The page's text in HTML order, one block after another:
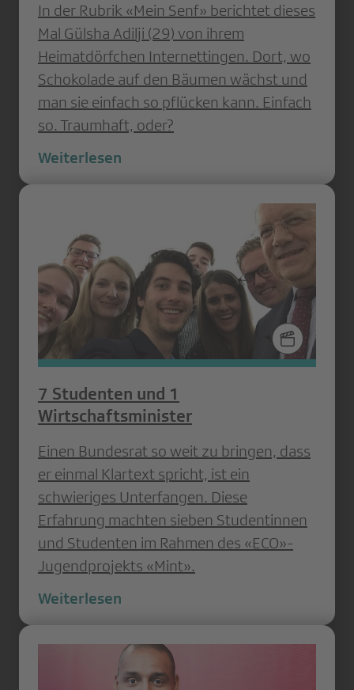
In der Rubrik «Mein Senf» berichtet dieses
Mal Gülsha Adilji (29) von ihrem
Heimatdörfchen Internettingen. Dort, wo
Schokolade auf den Bäumen wächst und
man sie einfach so pflücken kann. Einfach
so. Traumhaft, oder?
Weiterlesen
7 Studenten und 1
Wirtschaftsminister
Einen Bundesrat so weit zu bringen, dass
er einmal Klartext spricht, ist ein
schwieriges Unterfangen. Diese
Erfahrung machten sieben Studentinnen
und Studenten im Rahmen des «ECO»-
Jugendprojekts «Mint».
Weiterlesen